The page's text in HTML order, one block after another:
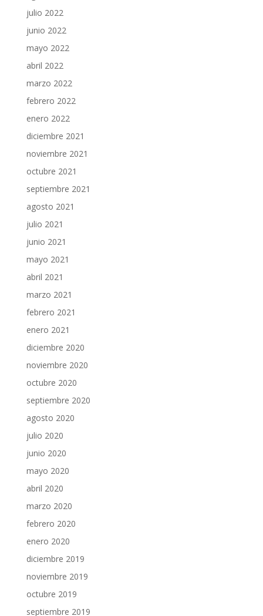
julio 2022
junio 2022
mayo 2022
abril 2022
marzo 2022
febrero 2022
enero 2022
diciembre 2021
noviembre 2021
octubre 2021
septiembre 2021
agosto 2021
julio 2021
junio 2021
mayo 2021
abril 2021
marzo 2021
febrero 2021
enero 2021
diciembre 2020
noviembre 2020
octubre 2020
septiembre 2020
agosto 2020
julio 2020
junio 2020
mayo 2020
abril 2020
marzo 2020
febrero 2020
enero 2020
diciembre 2019
noviembre 2019
octubre 2019
septiembre 2019